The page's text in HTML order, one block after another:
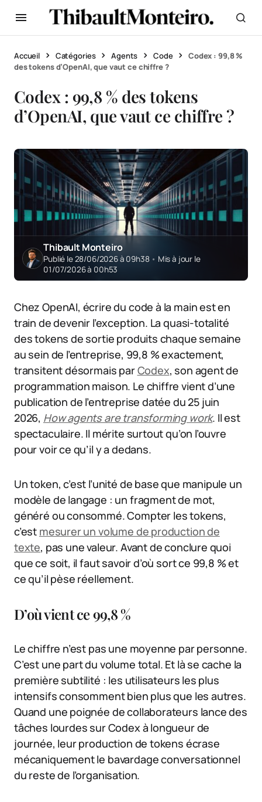
Accueil Catégories Agents Code
Codex : 99,8 %
des tokens d’OpenAI, que vaut ce chiffre ?
Codex : 99,8 % des tokens
d’OpenAI, que vaut ce chiffre ?
Thibault Monteiro
Publié le 28/06/2026 à 09h38 • Mis à jour le
01/07/2026 à 00h53
Chez OpenAI, écrire du code à la main est en
train de devenir l’exception. La quasi-totalité
des tokens de sortie produits chaque semaine
au sein de l’entreprise, 99,8 % exactement,
transitent désormais parCodex, son agent de
programmation maison. Le chiffre vient d’une
publication de l’entreprise datée du 25 juin
2026, How agents are transforming work. Il est
spectaculaire. Il mérite surtout qu’on l’ouvre
pour voir ce qu’il y a dedans.
Un token, c’est l’unité de base que manipule un
modèle de langage : un fragment de mot,
généré ou consommé. Compter les tokens,
c’est mesurer un volume de production de
texte, pas une valeur. Avant de conclure quoi
que ce soit, il faut savoir d’où sort ce 99,8 % et
ce qu’il pèse réellement.
D’où vient ce 99,8 %
Le chiffre n’est pas une moyenne par personne.
C’est une part du volume total. Et là se cache la
première subtilité : les utilisateurs les plus
intensifs consomment bien plus que les autres.
Quand une poignée de collaborateurs lance des
tâches lourdes sur Codex à longueur de
journée, leur production de tokens écrase
mécaniquement le bavardage conversationnel
du reste de l’organisation.